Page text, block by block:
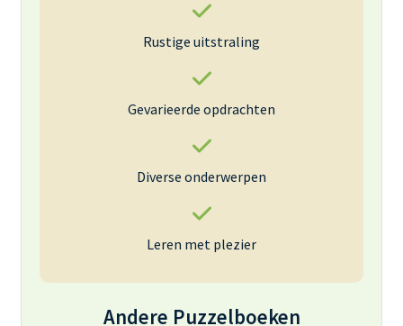
Rustige uitstraling
Gevarieerde opdrachten
Diverse onderwerpen
Leren met plezier
Andere Puzzelboeken